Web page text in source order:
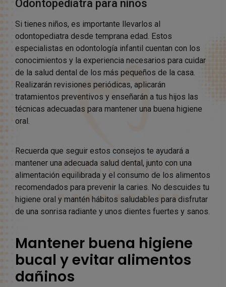
Odontopediatra para niños
Si tienes niños, es importante llevarlos al
odontopediatra desde temprana edad. Estos
especialistas en odontología infantil cuentan con los
conocimientos y la experiencia necesarios para cuidar
de la salud dental de los más pequeños de la casa.
Realizarán revisiones periódicas, aplicarán
tratamientos preventivos y enseñarán a tus hijos las
técnicas adecuadas para mantener una buena higiene
oral.
Recuerda que seguir estos consejos te ayudará a
mantener una adecuada salud dental, junto con una
alimentación equilibrada y el consumo de los alimentos
recomendados para prevenir la caries. No descuides tu
higiene oral y mantén hábitos saludables para disfrutar
de una sonrisa radiante y unos dientes fuertes y sanos.
Mantener buena higiene
bucal y evitar alimentos
dañinos